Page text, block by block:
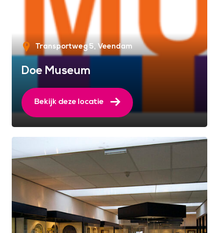
Transportweg 5 Veendam
Doe Museum
Bekijk deze locatie